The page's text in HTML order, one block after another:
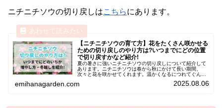
ニチニチソウの切り戻しはこちらにあります。
【ニチニチソウの育て方】花をたくさん咲かせる
ための切り戻しのやり方は?いつまでにどの位置
で切り戻すかなど紹介!
夏の暑さに強いニチニチソウの切り戻しについて紹介して
あります。ニチニチソウは春から秋にかけて長い期間、
次々と花を咲かせてくれます。温かくなるにつれてぐんぐ
り戻しを。ニチニチソウの切り戻しの時期や位置・やり方
emihanagarden.com 2025.08.06